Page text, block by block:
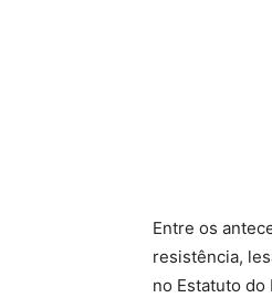
Entre os
resistência,
no Estatuto